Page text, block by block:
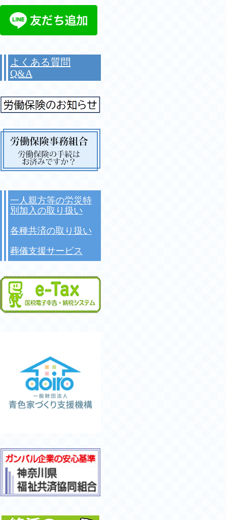
よくある質問
Q&A
一人親方等の労災特
別加入の取り扱い
各種共済の取り扱い
葬儀支援サービス